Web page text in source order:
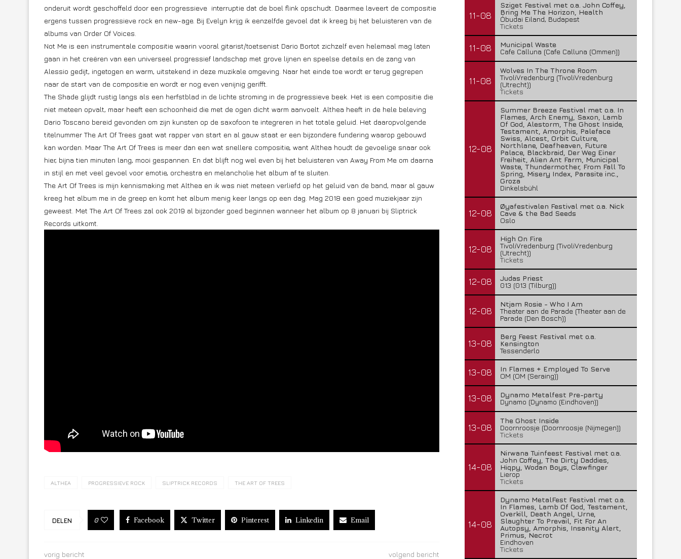
onderuit wordt geschoffeld door een progressieve interruptie dat de boel flink opschudt. Daarmee laveert de compositie
ergens tussen progressieve rock en new-age. Bij Evelyn krijg ik eenzelfde gevoel dat ik kreeg bij het beluisteren van de
albums van Order Of Voices.
Not Me is een instrumentale compositie waarin vooral gitarist/toetsenist Dario Bortot zichzelf even helemaal mag laten
gaan in het creëren van een universeel progressief landschap met grove lijnen en speelse details en de zang van
Alessio gedijt, ingetogen en warm, uitstekend in deze muzikale omgeving. Naar het einde toe wordt er terug gegrepen
naar de start van de compositie en wordt er nog even venijnig gerifft.
The Shade glijdt rustig langs als een herfstblad in de lichte stroming in de progressieve beek. Het is een compositie die
niet meteen opvalt, maar heeft een schoonheid die met de ogen dicht warm aanvoelt. Althea heeft in de hele beleving
Dario Toscano bereid gevonden om zijn kunsten op de saxofoon te integreren in het totale geluid. Het daaropvolgende
titelnummer The Art Of Trees gaat wat rapper van start en al gauw staat er een bijzondere fundering waarop gebouwd
kan worden. Maar The Art Of Trees is meer dan een wat snellere compositie, want Althea houdt de gevoelige snaar ook
hier, bijna tien minuten lang, mooi gespannen. En dat blijft nog wel even bij het beluisteren van Away From Me om daarna
in stijl en met veel gevoel voor emotie, orchestra en melancholie het album af te sluiten.
The Art Of Trees is mijn kennismaking met Althea en ik was niet meteen verliefd op het geluid van de band, maar al gauw
kreeg het album me in de greep en komt het album menig keer langs op een dag. Mag 2018 een goed muziekjaar zijn
geweest. Met The Art Of Trees zal ook 2019 al bijzonder goed beginnen wanneer het album op 8 januari bij Sliptrick
Records uitkomt.
ALTHEA PROGRESSIEVE ROCK SLIPTRICK RECORDS THE ART OF TREES
DELEN 0 Facebook Twitter Pinterest Linkedin Email
vorig bericht volgend bericht
11-08
Sziget Festival met o.a. John Coffey,
Bring Me The Horizon, Health
Óbudai Eiland, Budapest
Tickets
11-08
Municipal Waste
Cafe Calluna (Cafe Calluna (Ommen))
11-08
Wolves In The Throne Room
TivoliVredenburg (TivoliVredenburg
(Utrecht))
Tickets
12-08
Summer Breeze Festival met o.a. In
Flames, Arch Enemy, Saxon, Lamb
Of God, Alestorm, The Ghost Inside,
Testament, Amorphis, Paleface
Swiss, Alcest, Orbit Culture,
Northlane, Deafheaven, Future
Palace, Blackbraid, Der Weg Einer
Freiheit, Alien Ant Farm, Municipal
Waste, Thundermother, From Fall To
Spring, Misery Index, Parasite inc.,
Groza
Dinkelsbühl
12-08
Øyafestivalen Festival met o.a. Nick
Cave & the Bad Seeds
Oslo
12-08
High On Fire
TivoliVredenburg (TivoliVredenburg
(Utrecht))
Tickets
12-08
Judas Priest
013 (013 (Tilburg))
12-08
Ntjam Rosie - Who I Am
Theater aan de Parade (Theater aan de
Parade (Den Bosch))
13-08
Berg Feest Festival met o.a.
Kensington
Tessenderlo
13-08
In Flames + Employed To Serve
OM (OM (Seraing))
13-08
Dynamo Metalfest Pre-party
Dynamo (Dynamo (Eindhoven))
13-08
The Ghost Inside
Doornroosje (Doornroosje (Nijmegen))
Tickets
14-08
Nirwana Tuinfeest Festival met o.a.
John Coffey, The Dirty Daddies,
Hiqpy, Wodan Boys, Clawfinger
Lierop
Tickets
14-08
Dynamo MetalFest Festival met o.a.
In Flames, Lamb Of God, Testament,
Overkill, Death Angel, Urne,
Slaughter To Prevail, Fit For An
Autopsy, Amorphis, Insanity Alert,
Primus, Necrot
Eindhoven
Tickets